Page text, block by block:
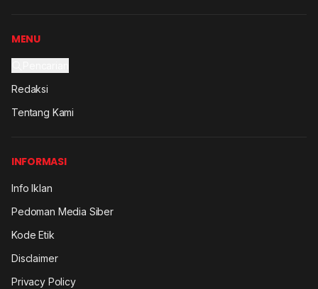
MENU
Redaksi
Tentang Kami
INFORMASI
Info Iklan
Pedoman Media Siber
Kode Etik
Disclaimer
Privacy Policy